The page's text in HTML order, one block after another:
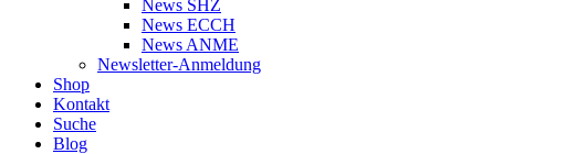
News SHZ
News ECCH
News ANME
Newsletter-Anmeldung
Shop
Kontakt
Suche
Blog